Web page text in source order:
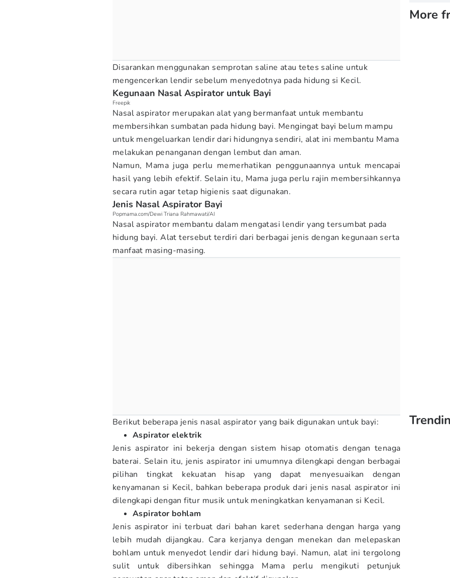
Disarankan menggunakan semprotan saline atau tetes saline untuk
mengencerkan lendir sebelum menyedotnya pada hidung si Kecil.
Kegunaan Nasal Aspirator untuk Bayi
Freepik
Nasal aspirator merupakan alat yang bermanfaat untuk membantu
membersihkan sumbatan pada hidung bayi. Mengingat bayi belum mampu
untuk mengeluarkan lendir dari hidungnya sendiri, alat ini membantu Mama
melakukan penanganan dengan lembut dan aman.
Namun, Mama juga perlu memerhatikan penggunaannya untuk mencapai
hasil yang lebih efektif. Selain itu, Mama juga perlu rajin membersihkannya
secara rutin agar tetap higienis saat digunakan.
Jenis Nasal Aspirator Bayi
Popmama.com/Dewi Triana Rahmawati/AI
Nasal aspirator membantu dalam mengatasi lendir yang tersumbat pada
hidung bayi. Alat tersebut terdiri dari berbagai jenis dengan kegunaan serta
manfaat masing-masing.
Berikut beberapa jenis nasal aspirator yang baik digunakan untuk bayi:
Aspirator elektrik
Jenis aspirator ini bekerja dengan sistem hisap otomatis dengan tenaga
baterai. Selain itu, jenis aspirator ini umumnya dilengkapi dengan berbagai
pilihan tingkat kekuatan hisap yang dapat menyesuaikan dengan
kenyamanan si Kecil, bahkan beberapa produk dari jenis nasal aspirator ini
dilengkapi dengan fitur musik untuk meningkatkan kenyamanan si Kecil.
Aspirator bohlam
Jenis aspirator ini terbuat dari bahan karet sederhana dengan harga yang
lebih mudah dijangkau. Cara kerjanya dengan menekan dan melepaskan
bohlam untuk menyedot lendir dari hidung bayi. Namun, alat ini tergolong
sulit untuk dibersihkan sehingga Mama perlu mengikuti petunjuk
More